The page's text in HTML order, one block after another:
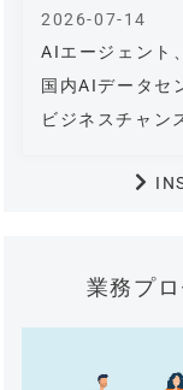
AIエージェント
国内AIデータセ
ビジネスチャン
2026-07-14
業務プ